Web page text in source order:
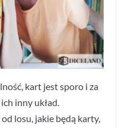
kart jest sporo i za
inny układ.
losu, jakie będą karty,